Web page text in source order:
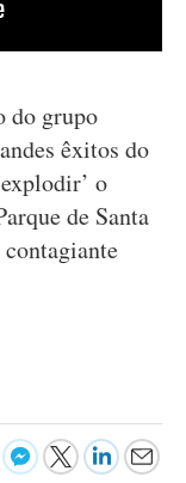
do grupo
êxitos do
o
de Santa